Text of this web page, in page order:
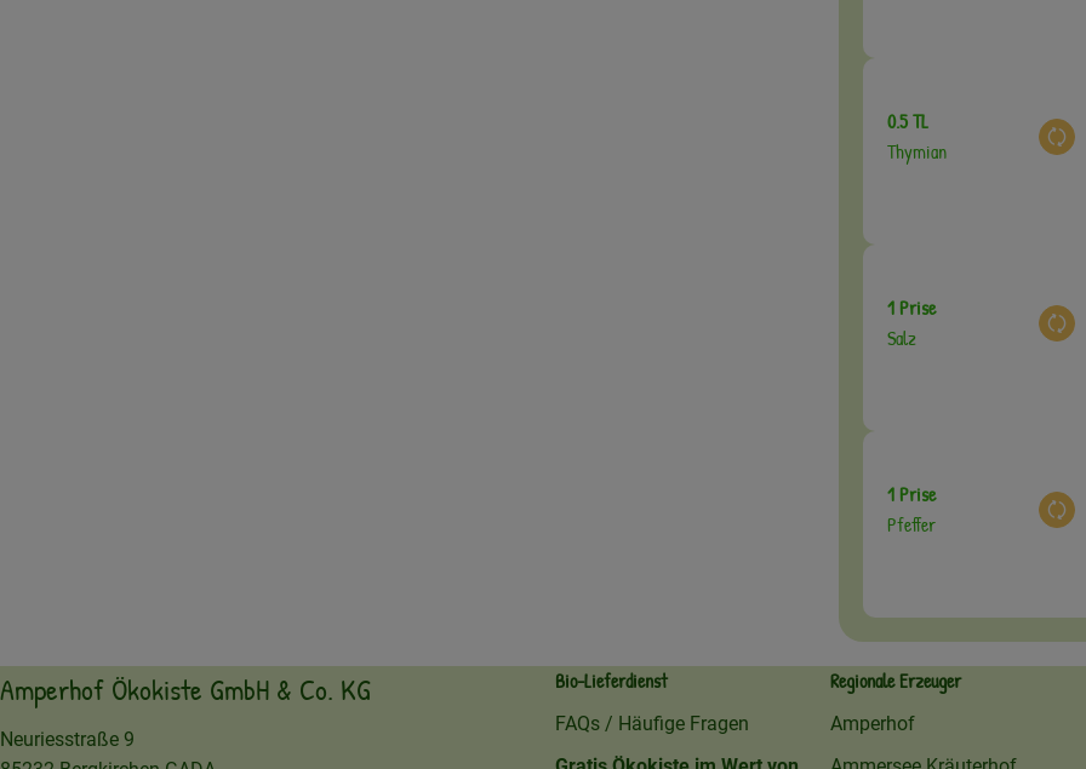
0.5 TL
Thymian
1 Prise
Salz
1 Prise
Pfeffer
Amperhof Ökokiste GmbH & Co. KG
Neuriesstraße 9
Bio-Lieferdienst
FAQs / Häufige Fragen
Regionale Erzeuger
Amperhof